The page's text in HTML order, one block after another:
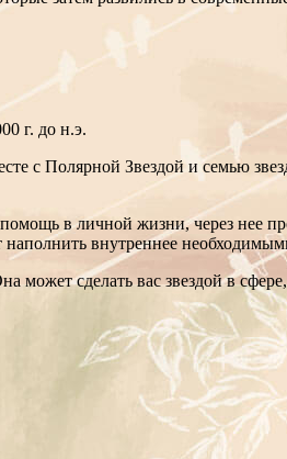
г. до н.э.
с Полярной Звездой и семью
в личной жизни, через нее
внутреннее
может сделать вас звездой в